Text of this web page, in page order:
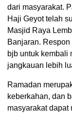
dari masyarakat.
Haji Geyot telah
Masjid Raya
Banjaran.
bjb untuk kembali
jangkauan lebih
Ramadan
keberkahan, dan
masyarakat dapat